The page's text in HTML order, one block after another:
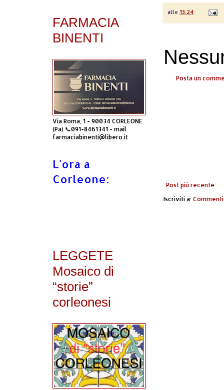
alle 13:24
Posta un
Post più recente
Iscriviti a:
FARMACIA
BINENTI
Via Roma, 1 - 90034 CORLEONE
(Pa) 📞091-8461341 - mail
farmaciabinenti@libero.it
L'ora a
Corleone:
LEGGETE
Mosaico di
“storie”
corleonesi